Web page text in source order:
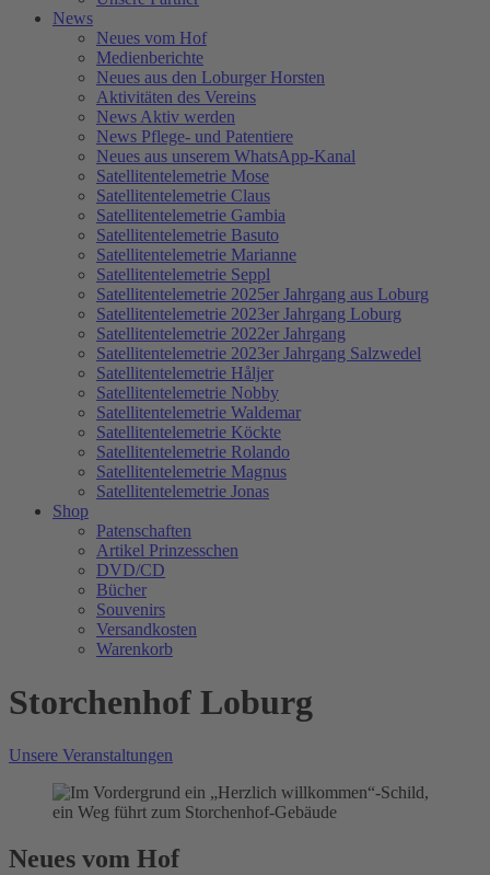
News
Neues vom Hof
Medienberichte
Neues aus den Loburger Horsten
Aktivitäten des Vereins
News Aktiv werden
News Pflege- und Patentiere
Neues aus unserem WhatsApp-Kanal
Satellitentelemetrie Mose
Satellitentelemetrie Claus
Satellitentelemetrie Gambia
Satellitentelemetrie Basuto
Satellitentelemetrie Marianne
Satellitentelemetrie Seppl
Satellitentelemetrie 2025er Jahrgang aus Loburg
Satellitentelemetrie 2023er Jahrgang Loburg
Satellitentelemetrie 2022er Jahrgang
Satellitentelemetrie 2023er Jahrgang Salzwedel
Satellitentelemetrie Håljer
Satellitentelemetrie Nobby
Satellitentelemetrie Waldemar
Satellitentelemetrie Köckte
Satellitentelemetrie Rolando
Satellitentelemetrie Magnus
Satellitentelemetrie Jonas
Shop
Patenschaften
Artikel Prinzesschen
DVD/CD
Bücher
Souvenirs
Versandkosten
Warenkorb
Storchenhof Loburg
Unsere Veranstaltungen
Neues vom Hof